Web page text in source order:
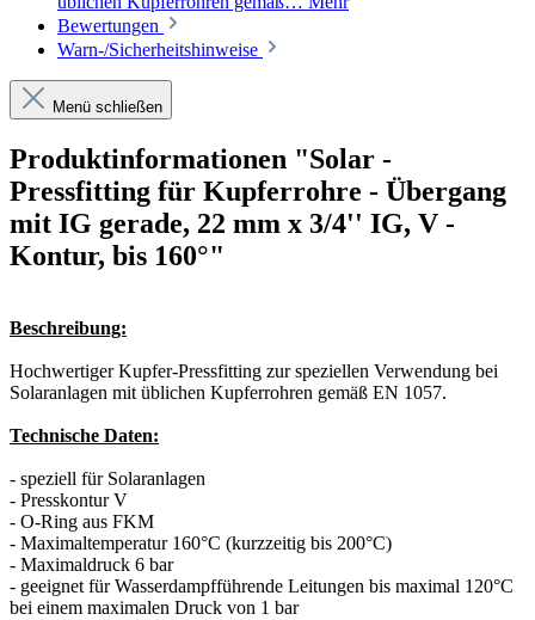
Bewertungen
Warn-/Sicherheitshinweise
Menü schließen
Produktinformationen "Solar -
Pressfitting für Kupferrohre - Übergang
mit IG gerade, 22 mm x 3/4'' IG, V -
Kontur, bis 160°"
Beschreibung:
Hochwertiger Kupfer-Pressfitting zur speziellen Verwendung bei
Solaranlagen mit üblichen Kupferrohren gemäß EN 1057.
Technische Daten:
- speziell für Solaranlagen
- Presskontur V
- O-Ring aus FKM
- Maximaltemperatur 160°C (kurzzeitig bis 200°C)
- Maximaldruck 6 bar
- geeignet für Wasserdampfführende Leitungen bis maximal 120°C
bei einem maximalen Druck von 1 bar